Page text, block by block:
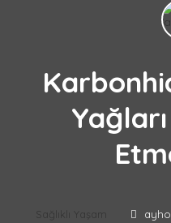
Sağlıklı Yaşam